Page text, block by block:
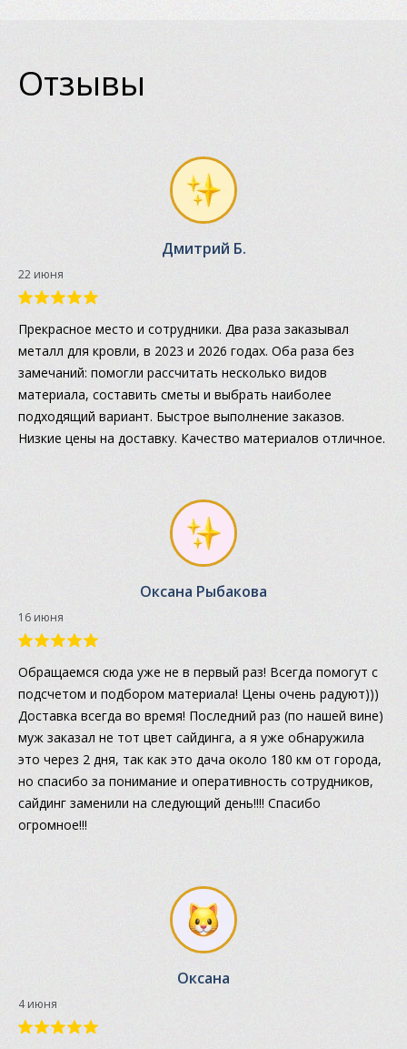
Отзывы
Дмитрий Б.
22 июня
Прекрасное место и сотрудники. Два раза заказывал
металл для кровли, в 2023 и 2026 годах. Оба раза без
замечаний: помогли рассчитать несколько видов
материала, составить сметы и выбрать наиболее
подходящий вариант. Быстрое выполнение заказов.
Низкие цены на доставку. Качество материалов отличное.
Оксана Рыбакова
16 июня
Обращаемся сюда уже не в первый раз! Всегда помогут с
подсчетом и подбором материала! Цены очень радуют)))
Доставка всегда во время! Последний раз (по нашей вине)
муж заказал не тот цвет сайдинга, а я уже обнаружила
это через 2 дня, так как это дача около 180 км от города,
но спасибо за понимание и оперативность сотрудников,
сайдинг заменили на следующий день!!!! Спасибо
огромное!!!
Оксана
4 июня